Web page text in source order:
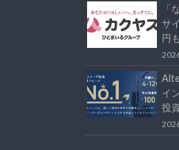
「
サ
円
イ
投